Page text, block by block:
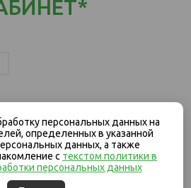
персональных данных на
определенных в указанной
данных, а также
с текстом политики в
персональных данных